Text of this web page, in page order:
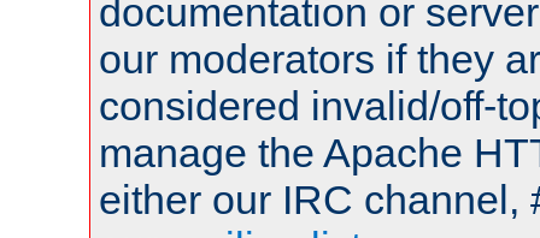
documentation or
our moderators if they
considered invalid/off-
manage the Apache
either our IRC channel,